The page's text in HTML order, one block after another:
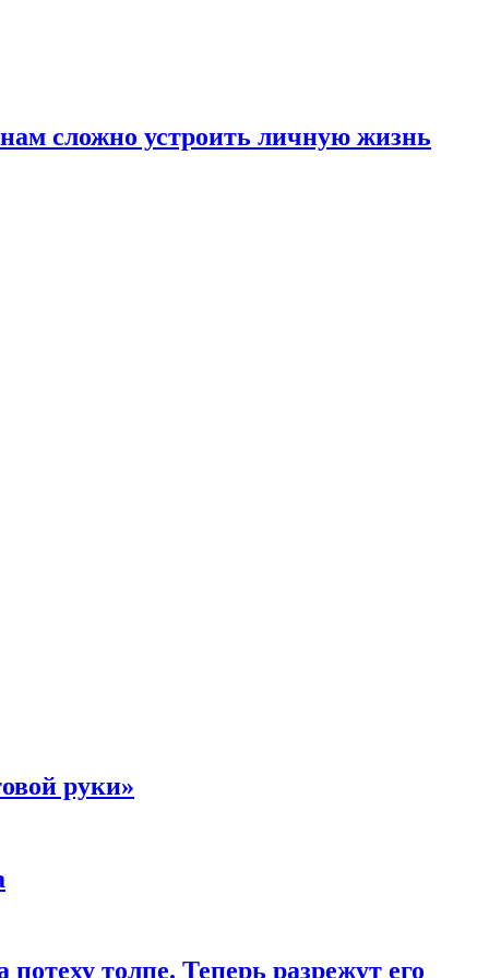
сложно устроить личную жизнь
руки»
толпе. Теперь разрежут его